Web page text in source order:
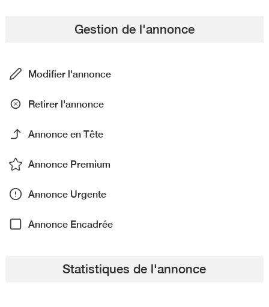
Gestion de l'annonce
Modifier l'annonce
Retirer l'annonce
Annonce en Tête
Annonce Premium
Annonce Urgente
Annonce Encadrée
Statistiques de l'annonce